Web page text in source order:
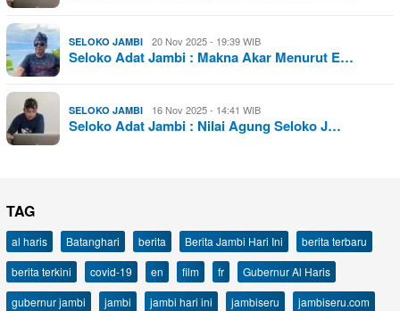
SELOKO JAMBI 20 Nov 2025 - 19:39 WIB
Seloko Adat Jambi : Makna Akar Menurut E…
SELOKO JAMBI 16 Nov 2025 - 14:41 WIB
Seloko Adat Jambi : Nilai Agung Seloko J…
TAG
al haris Batanghari berita Berita Jambi Hari Ini
berita terbaru
berita terkini
covid-19 en film fr
Gubernur Al Haris
gubernur jambi
jambi jambi hari ini jambiseru
jambiseru.com